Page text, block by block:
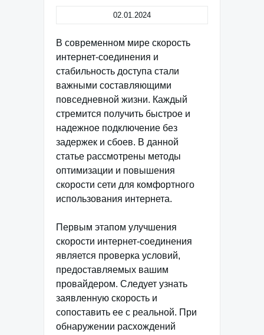
02.01.2024
В современном мире скорость
интернет-соединения и
стабильность доступа стали
важными составляющими
повседневной жизни. Каждый
стремится получить быстрое и
надежное подключение без
задержек и сбоев. В данной
статье рассмотрены методы
оптимизации и повышения
скорости сети для комфортного
использования интернета.
Первым этапом улучшения
скорости интернет-соединения
является проверка условий,
предоставляемых вашим
провайдером. Следует узнать
заявленную скорость и
сопоставить ее с реальной. При
обнаружении расхождений